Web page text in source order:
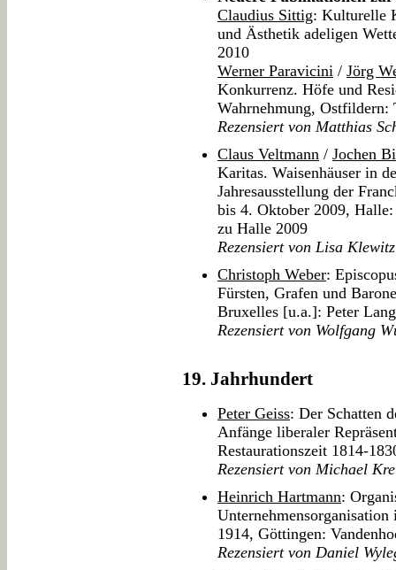
Claudius Sittig: Kulturelle
und Ästhetik adeligen
2010
Werner Paravicini / Jörg
Konkurrenz. Höfe und
Wahrnehmung, Ostfildern:
Rezensiert von Matthias
Claus Veltmann / Jochen
Karitas. Waisenhäuser in
Jahresausstellung der
bis 4. Oktober 2009,
zu Halle 2009
Rezensiert von Lisa Klewitz
Christoph Weber:
Fürsten, Grafen und
Bruxelles [u.a.]: Peter
Rezensiert von Wolfgang
19. Jahrhundert
Peter Geiss: Der Schatten
Anfänge liberaler
Restaurationszeit 1814-
Rezensiert von Michael
Heinrich Hartmann:
1914, Göttingen:
Rezensiert von Daniel